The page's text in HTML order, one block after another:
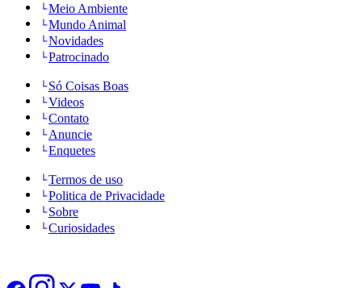
Meio Ambiente
Mundo Animal
Novidades
Patrocinado
Só Coisas Boas
Videos
Contato
Anuncie
Enquetes
Termos de uso
Politica de Privacidade
Sobre
Curiosidades